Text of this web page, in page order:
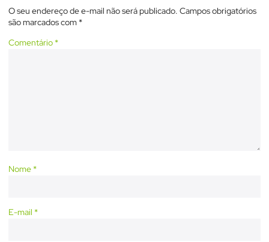
O seu endereço de e-mail não será publicado. Campos obrigatórios
são marcados com *
Comentário *
Nome *
E-mail *